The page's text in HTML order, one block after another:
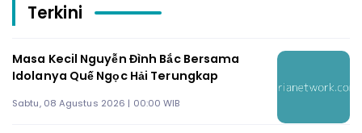
Terkini
Masa Kecil Nguyễn Đình Bắc Bersama
Idolanya Quế Ngọc Hải Terungkap
Sabtu, 08 Agustus 2026 | 00:00 WIB